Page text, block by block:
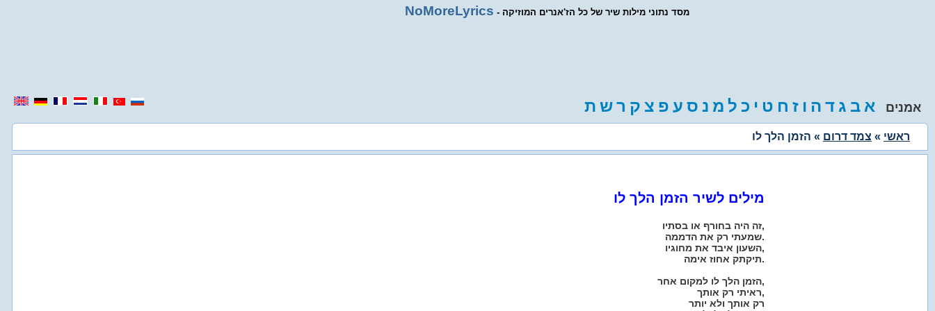
NoMoreLyrics - מסד נתוני מילות שיר של כל הז'אנרים המוזיקה
אמנים א ב ג ד ה ו ז ח ט י כ ל מ נ ס ע פ צ ק רש ת
ראשי » צמד דרום » הזמן הלך לו
מילים לשיר הזמן הלך לו
זה היה בחורף או בסתיו,
שמעתי רק את הדממה.
השעון איבד את מחוגיו,
תיקתק אחוז אימה.
הזמן הלך לו למקום אחר,
ראיתי רק אותך,
רק אותך ולא יותר